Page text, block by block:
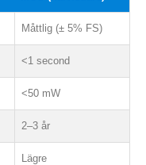
Måttlig (± 5% FS)
<1 second
<50 mW
2–3 år
Lägre